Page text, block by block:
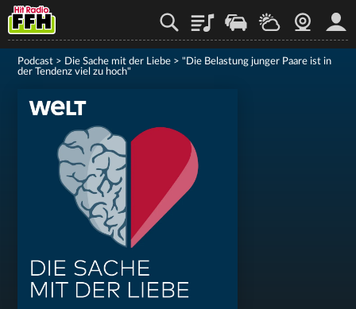
PlaylistStaupilotWetterWebcam
Podcast > Die Sache mit der Liebe > "Die Belastung junger Paare ist in
der Tendenz viel zu hoch"